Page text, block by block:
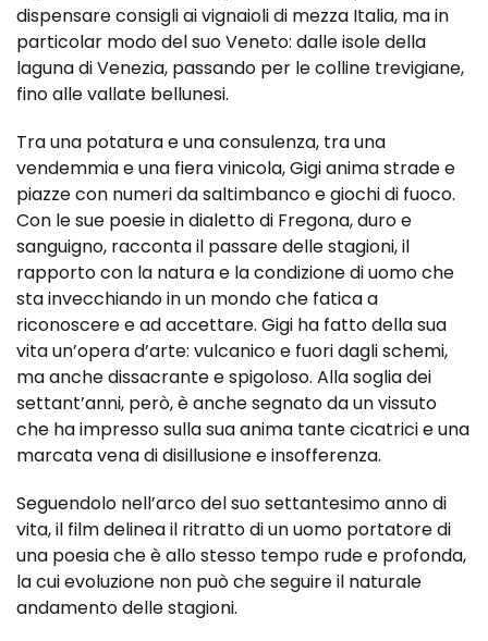
dispensare consigli ai vignaioli di mezza Italia, ma in
particolar modo del suo Veneto: dalle isole della
laguna di Venezia, passando per le colline trevigiane,
fino alle vallate bellunesi.
Tra una potatura e una consulenza, tra una
vendemmia e una fiera vinicola, Gigi anima strade e
piazze con numeri da saltimbanco e giochi di fuoco.
Con le sue poesie in dialetto di Fregona, duro e
sanguigno, racconta il passare delle stagioni, il
rapporto con la natura e la condizione di uomo che
sta invecchiando in un mondo che fatica a
riconoscere e ad accettare. Gigi ha fatto della sua
vita un’opera d’arte: vulcanico e fuori dagli schemi,
ma anche dissacrante e spigoloso. Alla soglia dei
settant’anni, però, è anche segnato da un vissuto
che ha impresso sulla sua anima tante cicatrici e una
marcata vena di disillusione e insofferenza.
Seguendolo nell’arco del suo settantesimo anno di
vita, il film delinea il ritratto di un uomo portatore di
una poesia che è allo stesso tempo rude e profonda,
la cui evoluzione non può che seguire il naturale
andamento delle stagioni.